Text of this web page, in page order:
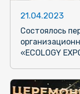
21.04.2023
Состоялось
«ECOLOGY